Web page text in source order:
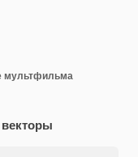
мультфильма